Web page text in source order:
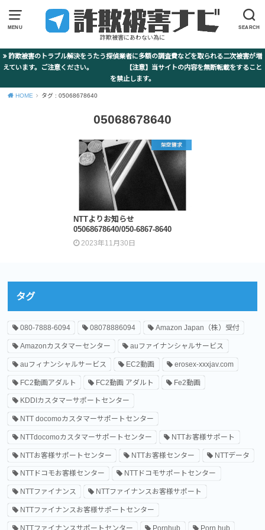
MENU SEARCH
詐欺被害にあわない為に
詐欺被害のトラブル解決をうたう探偵業者に多額の調査費などを取られる二次被害が増
えています。ご注意ください。 【注意】当サイトの内容を無断転載をすること
を禁止します。
HOME タグ : 05068678640
05068678640
架空請求
NTTよりお知らせ
05068678640/050-6867-8640
2023年11月30日
タグ
080-7888-6094 08078886094 Amazon Japan（株）受付
Amazonカスタマーセンター auファイナンシャルサービス
auフィナンシャルサービス EC2動画 erosex-xxxjav.com
FC2動画アダルト FC2動画 アダルト Fe2動画
KDDIカスタマーサポートセンター
NTT docomoカスタマーサポートセンター
NTTdocomoカスタマーサポートセンター NTTお客様サポート
NTTお客様サポートセンター NTTお客様センター NTTデータ
NTTドコモお客様センター NTTドコモサポートセンター
NTTファイナンス NTTファイナンスお客様サポート
NTTファイナンスお客様サポートセンター
NTTファイナンスサポートセンター Pornhub Porn hub